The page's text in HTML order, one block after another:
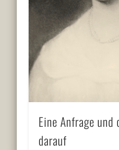
Eine Anfrage
darauf